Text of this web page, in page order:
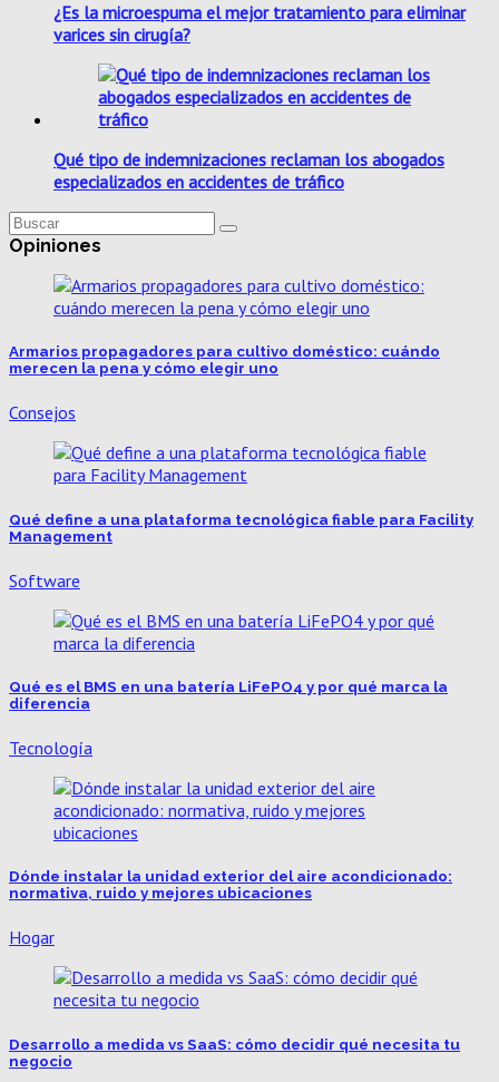
¿Es la microespuma el mejor tratamiento para eliminar
varices sin cirugía?
Qué tipo de indemnizaciones reclaman los abogados
especializados en accidentes de tráfico
Opiniones
Armarios propagadores para cultivo doméstico: cuándo
merecen la pena y cómo elegir uno
Consejos
Qué define a una plataforma tecnológica fiable para Facility
Management
Software
Qué es el BMS en una batería LiFePO4 y por qué marca la
diferencia
Tecnología
Dónde instalar la unidad exterior del aire acondicionado:
normativa, ruido y mejores ubicaciones
Hogar
Desarrollo a medida vs SaaS: cómo decidir qué necesita tu
negocio